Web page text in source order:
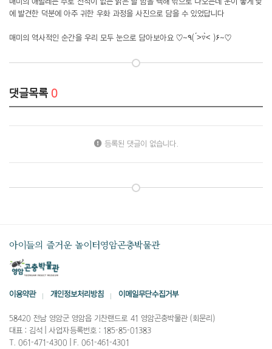
에 발견한 덕분에 아주 귀한 우화 과정을 사진으로 담을 수 있었답니다
매미의 역사적인 순간을 우리 모두 눈으로 담아보아요 ♡〜٩( ˃́▿˂̀ )۶〜♡
댓글목록 0
등록된 댓글이 없습니다.
아이들의 즐거운 놀이터영암곤충박물관
이용약관 개인정보처리방침 이메일무단수집거부
58420 전남 영암군 영암읍 기찬랜드로 41 영암곤충박물관 (회문리)
대표 : 김석
사업자등록번호 : 185-85-01383
T. 061-471-4300
F. 061-461-4301